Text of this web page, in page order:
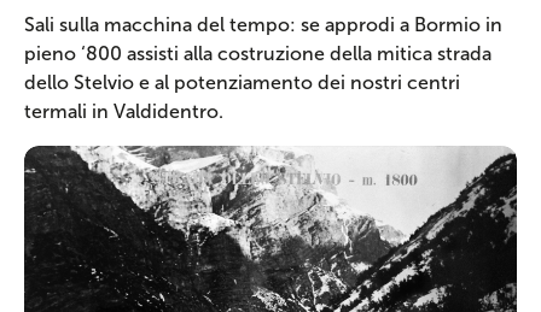
Sali sulla macchina del tempo: se approdi a Bormio in
pieno ‘800 assisti alla costruzione della mitica strada
dello Stelvio e al potenziamento dei nostri centri
termali in Valdidentro.